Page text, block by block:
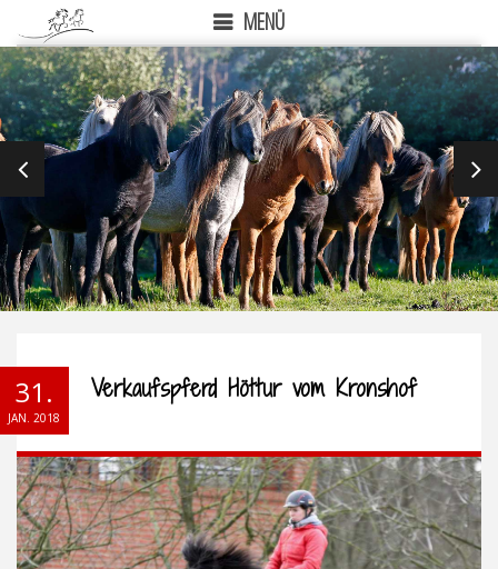
MENÜ
PREVIOUS
31.
JAN. 2018
Verkaufspferd Höttur vom Kronshof